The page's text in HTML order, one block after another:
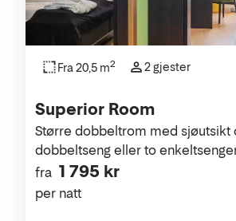
Superior Room
fra 1 795 kr
per natt
Større dobbeltrom med sjøutsikt
dobbeltseng eller to
Fra 20,5 m2 2 gjester